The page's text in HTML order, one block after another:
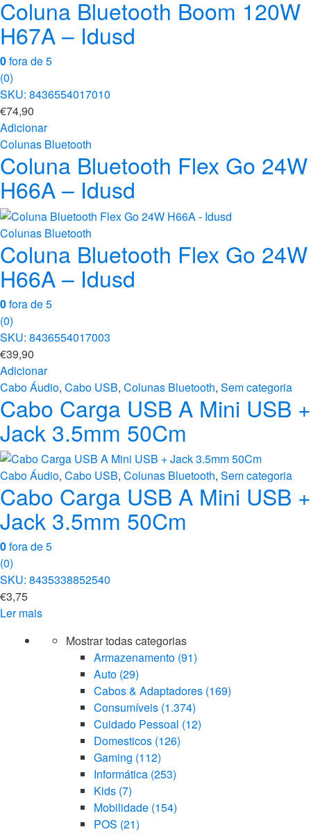
Coluna Bluetooth Boom 120W
H67A – Idusd
0fora de 5
(0)
SKU: 8436554017010
€74,90
Adicionar
Colunas Bluetooth
Coluna Bluetooth Flex Go 24W
H66A – Idusd
Colunas Bluetooth
Coluna Bluetooth Flex Go 24W
H66A – Idusd
0fora de 5
(0)
SKU: 8436554017003
€39,90
Adicionar
Cabo Áudio, Cabo USB, Colunas Bluetooth, Sem categoria
Cabo Carga USB A Mini USB +
Jack 3.5mm 50Cm
Cabo Áudio, Cabo USB, Colunas Bluetooth, Sem categoria
Cabo Carga USB A Mini USB +
Jack 3.5mm 50Cm
0fora de 5
(0)
SKU: 8435338852540
€3,75
Ler mais
Mostrar todas categorias
Armazenamento (91)
Auto (29)
Cabos & Adaptadores (169)
Consumíveis (1.374)
Cuidado Pessoal (12)
Domesticos (126)
Gaming (112)
Informática (253)
Kids (7)
Mobilidade (154)
POS (21)